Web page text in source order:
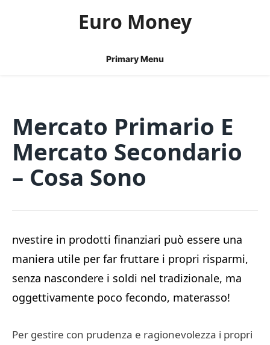
Euro Money
Primary Menu
Mercato Primario E
Mercato Secondario
– Cosa Sono
nvestire in prodotti finanziari può essere una
maniera utile per far fruttare i propri risparmi,
senza nascondere i soldi nel tradizionale, ma
oggettivamente poco fecondo, materasso!
Per gestire con prudenza e ragionevolezza i propri